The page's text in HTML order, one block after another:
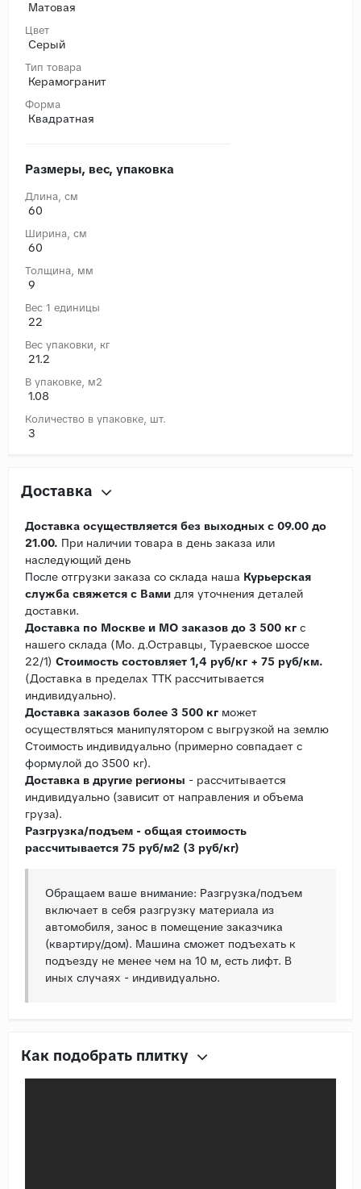
Матовая
Цвет
Серый
Тип товара
Керамогранит
Форма
Квадратная
Размеры, вес, упаковка
Длина, cм
60
Ширина, cм
60
Толщина, мм
9
Вес 1 единицы
22
Вес упаковки, кг
21.2
В упаковке, м2
1.08
Количество в упаковке, шт.
3
Доставка
Доставка осуществляется без выходных с 09.00 до
21.00. При наличии товара в день заказа или
наследующий день
После отгрузки заказа со склада наша Курьерская
служба свяжется с Вами для уточнения деталей
доставки.
Доставка по Москве и МО заказов до 3 500 кг с
нашего склада (Мо. д.Остравцы, Тураевское шоссе
22/1) Стоимость состовляет 1,4 руб/кг + 75 руб/км.
(Доставка в пределах ТТК рассчитывается
индивидуально).
Доставка заказов более 3 500 кг может
осуществляться манипулятором с выгрузкой на землю
Стоимость индивидуально (примерно совпадает с
формулой до 3500 кг).
Доставка в другие регионы - рассчитывается
индивидуально (зависит от направления и объема
груза).
Разгрузка/подъем - общая стоимость
рассчитывается 75 руб/м2 (3 руб/кг)
Обращаем ваше внимание: Разгрузка/подъем
включает в себя разгрузку материала из
автомобиля, занос в помещение заказчика
(квартиру/дом). Машина сможет подъехать к
подъезду не менее чем на 10 м, есть лифт. В
иных случаях - индивидуально.
Как подобрать плитку